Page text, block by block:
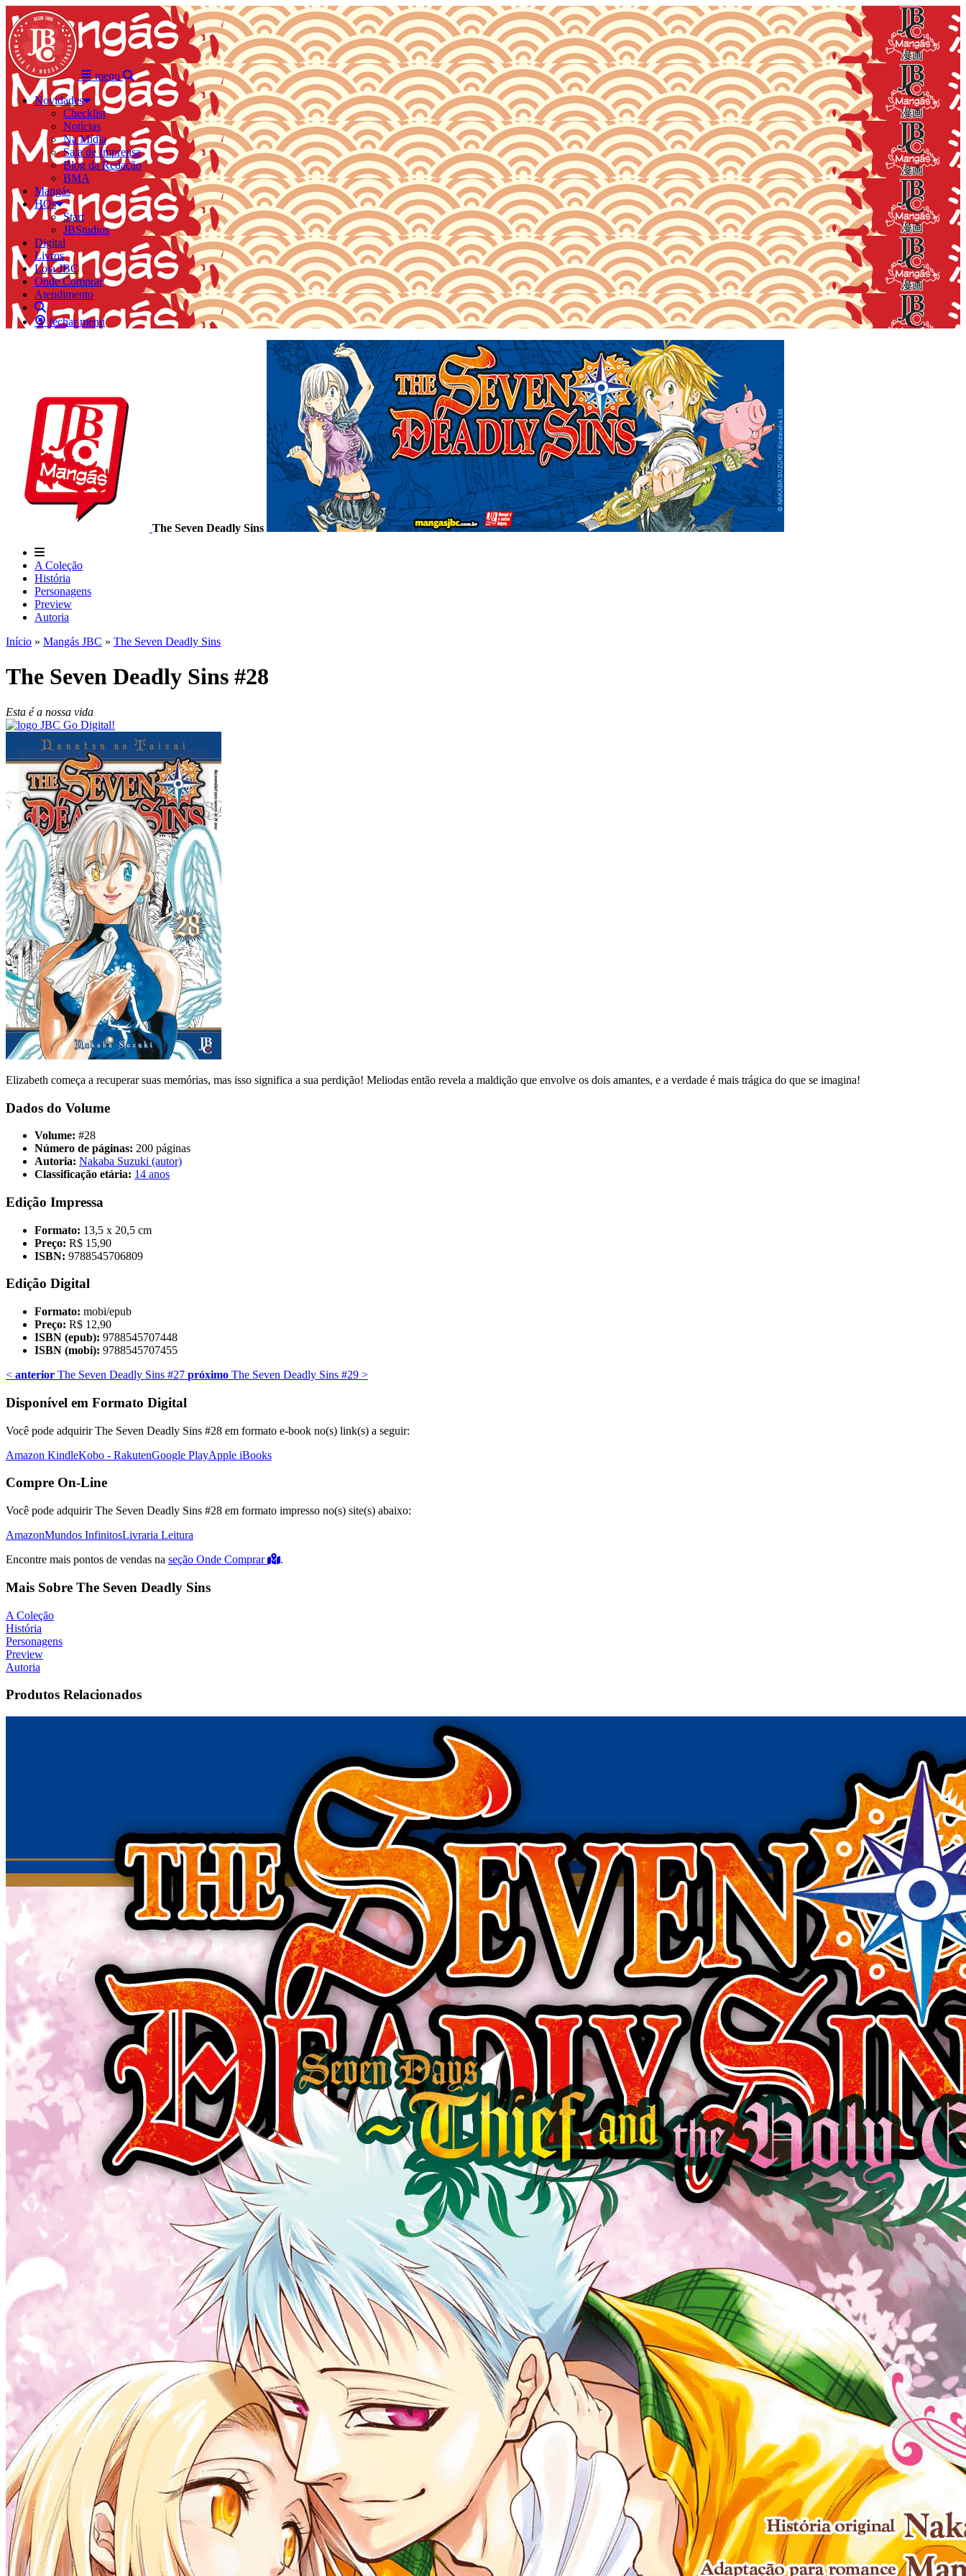
menu
Novidades
Checklist
Notícias
Na Mídia
Sala de Imprensa
Blog da Redação
BMA
Mangás
HQs
Start
JBStudios
Digital
Livros
Loja JBC
Onde Comprar
Atendimento
fechar menu
The Seven Deadly Sins
A Coleção
História
Personagens
Preview
Autoria
Início » Mangás JBC » The Seven Deadly Sins
The Seven Deadly Sins #28
Esta é a nossa vida
Elizabeth começa a recuperar suas memórias, mas isso significa a sua perdição! Meliodas então revela a maldição que envolve os dois amantes, e a verdade é mais trágica do que se imagina!
Dados do Volume
Volume: #28
Número de páginas: 200 páginas
Autoria: Nakaba Suzuki (autor)
Classificação etária: 14 anos
Edição Impressa
Formato: 13,5 x 20,5 cm
Preço: R$ 15,90
ISBN: 9788545706809
Edição Digital
Formato: mobi/epub
Preço: R$ 12,90
ISBN (epub): 9788545707448
ISBN (mobi): 9788545707455
< anterior The Seven Deadly Sins #27 próximo The Seven Deadly Sins #29 >
Disponível em Formato Digital
Você pode adquirir The Seven Deadly Sins #28 em formato e-book no(s) link(s) a seguir:
Amazon KindleKobo - RakutenGoogle PlayApple iBooks
Compre On-Line
Você pode adquirir The Seven Deadly Sins #28 em formato impresso no(s) site(s) abaixo:
AmazonMundos InfinitosLivraria Leitura
Encontre mais pontos de vendas na seção Onde Comprar .
Mais Sobre The Seven Deadly Sins
A Coleção
História
Personagens
Preview
Autoria
Produtos Relacionados